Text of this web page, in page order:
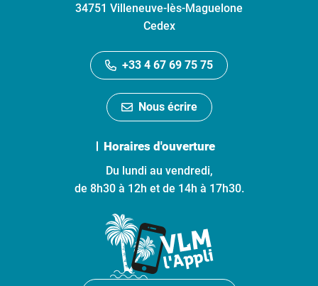
34751 Villeneuve-lès-Maguelone
Cedex
+33 4 67 69 75 75
Nous écrire
Horaires d'ouverture
Du lundi au vendredi,
de 8h30 à 12h et de 14h à 17h30.